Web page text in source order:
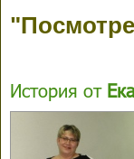
История от